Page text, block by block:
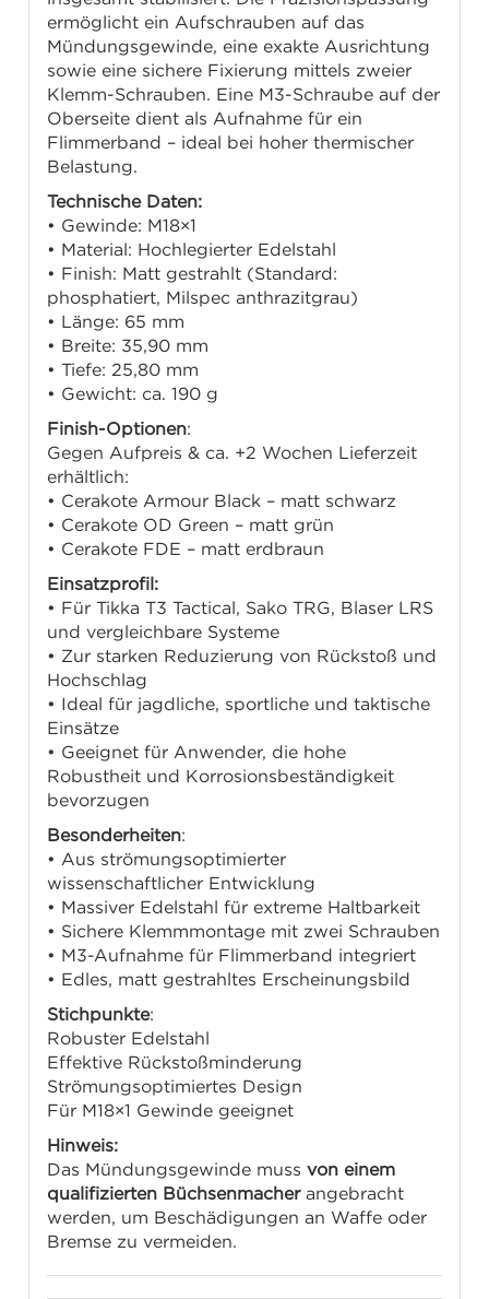
ermöglicht ein Aufschrauben auf das
Mündungsgewinde, eine exakte Ausrichtung
sowie eine sichere Fixierung mittels zweier
Klemm-Schrauben. Eine M3-Schraube auf der
Oberseite dient als Aufnahme für ein
Flimmerband – ideal bei hoher thermischer
Belastung.
Technische Daten:
• Gewinde: M18×1
• Material: Hochlegierter Edelstahl
• Finish: Matt gestrahlt (Standard:
phosphatiert, Milspec anthrazitgrau)
• Länge: 65 mm
• Breite: 35,90 mm
• Tiefe: 25,80 mm
• Gewicht: ca. 190 g
Finish-Optionen:
Gegen Aufpreis & ca. +2 Wochen Lieferzeit
erhältlich:
• Cerakote Armour Black – matt schwarz
• Cerakote OD Green – matt grün
• Cerakote FDE – matt erdbraun
Einsatzprofil:
• Für Tikka T3 Tactical, Sako TRG, Blaser LRS
und vergleichbare Systeme
• Zur starken Reduzierung von Rückstoß und
Hochschlag
• Ideal für jagdliche, sportliche und taktische
Einsätze
• Geeignet für Anwender, die hohe
Robustheit und Korrosionsbeständigkeit
bevorzugen
Besonderheiten:
• Aus strömungsoptimierter
wissenschaftlicher Entwicklung
• Massiver Edelstahl für extreme Haltbarkeit
• Sichere Klemmmontage mit zwei Schrauben
• M3-Aufnahme für Flimmerband integriert
• Edles, matt gestrahltes Erscheinungsbild
Stichpunkte:
Robuster Edelstahl
Effektive Rückstoßminderung
Strömungsoptimiertes Design
Für M18×1 Gewinde geeignet
Hinweis:
Das Mündungsgewinde mussvon einem
qualifizierten Büchsenmacherangebracht
werden, um Beschädigungen an Waffe oder
Bremse zu vermeiden.